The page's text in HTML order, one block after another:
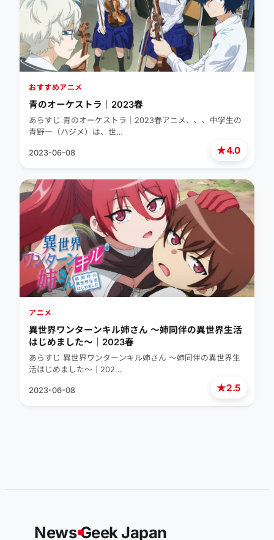
★4.0
おすすめアニメ
青のオーケストラ｜2023春
あらすじ 青のオーケストラ｜2023春アニメ、、、中学生の
青野一（ハジメ）は、世…
2023-06-08
★2.5
アニメ
異世界ワンターンキル姉さん ～姉同伴の異世界生活
はじめました～｜2023春
あらすじ 異世界ワンターンキル姉さん ～姉同伴の異世界生
活はじめました～｜202…
2023-06-08
NewsGeek Japan